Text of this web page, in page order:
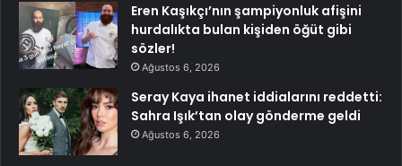
Eren Kaşıkçı’nın şampiyonluk afişini
hurdalıkta bulan kişiden öğüt gibi
sözler!
Ağustos 6, 2026
Seray Kaya ihanet iddialarını reddetti:
Sahra Işık’tan olay gönderme geldi
Ağustos 6, 2026